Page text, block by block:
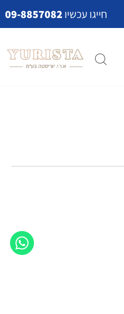
חייגו עכשיו 09-8857082